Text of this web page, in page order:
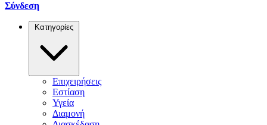
Σύνδεση
Κατηγορίες
Επιχειρήσεις
Εστίαση
Υγεία
Διαμονή